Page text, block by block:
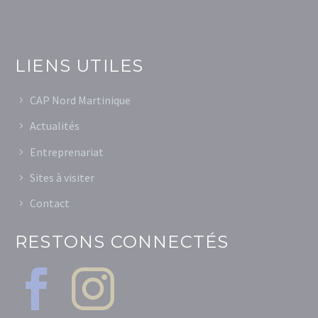
LIENS UTILES
CAP Nord Martinique
Actualités
Entreprenariat
Sites à visiter
Contact
RESTONS CONNECTÉS